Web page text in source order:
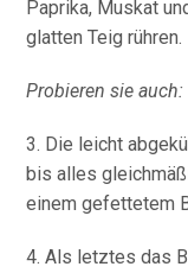
Paprika, Muskat
glatten Teig rühren.
Probieren sie auch:
3. Die leicht
bis alles
einem gefettetem
4. Als letztes das